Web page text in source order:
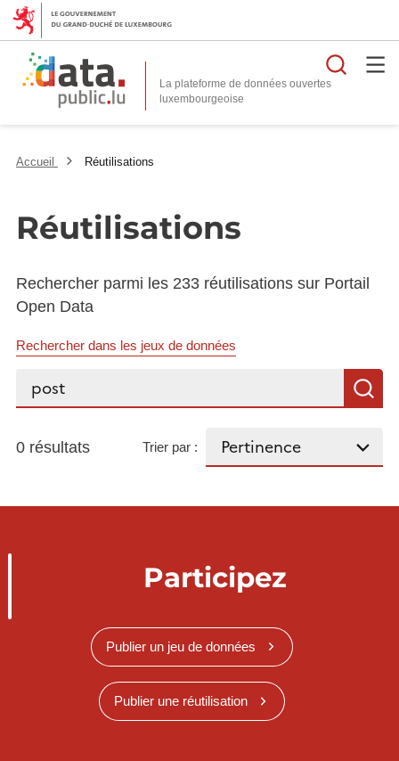
La plateforme de données ouvertes
Accueil Réutilisations
Réutilisations
Rechercher parmi les 233 réutilisations sur Portail
Open Data
Rechercher dans les jeux de données
Rechercher...
0 résultats Trier par :
Participez
Publier un jeu de données
Publier une réutilisation